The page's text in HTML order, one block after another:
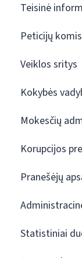
Teisinė
Peticijų
Veiklos sritys
Kokybės
Mokesčių
Korupcijos
Pranešėjų
Statistiniai